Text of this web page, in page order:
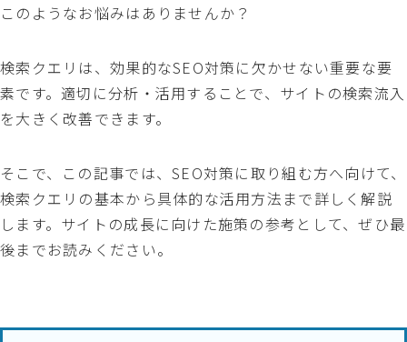
このようなお悩みはありませんか？
検索クエリは、効果的なSEO対策に欠かせない重要な要
素です。適切に分析・活用することで、サイトの検索流入
を大きく改善できます。
そこで、この記事では、SEO対策に取り組む方へ向けて、
検索クエリの基本から具体的な活用方法まで詳しく解説
します。サイトの成長に向けた施策の参考として、ぜひ最
後までお読みください。